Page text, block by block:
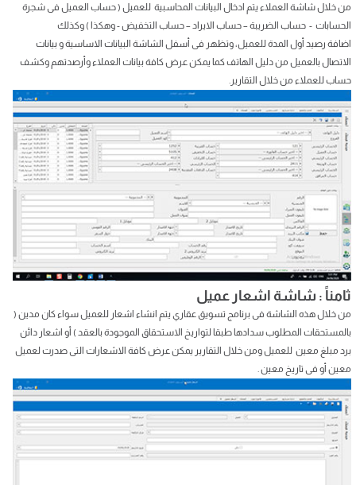
من خلال شاشة العملاء يتم ادخال البيانات المحاسبية للعميل ( حساب العميل فى شجرة
الحسابات - حساب الضريبة – حساب الايراد – حساب التخفيض - وهكذا ) وكذلك
اضافة رصيد أول المدة للعميل، وتظهر فى أسفل الشاشة البيانات الاساسية و بيانات
الاتصال بالعميل من دليل الهاتف كما يمكن عرض كافة بيانات العملاء وأرصدتهم وكشف
حساب للعملاء من خلال التقارير.
ثامناً : شاشة اشعار عميل
من خلال هذه الشاشة فى برنامج تسويق عقاري يتم انشاء اشعار للعميل سواء كان مدين (
بالمستحقات المطلوب سدادها طبقا لتواريخ الاستحقاق الموجودة بالعقد ) أو اشعار دائن
برد مبلغ معين للعميل ومن خلال التقارير يمكن عرض كافة الاشعارات التى صدرت لعميل
معين أو فى تاريخ معين .